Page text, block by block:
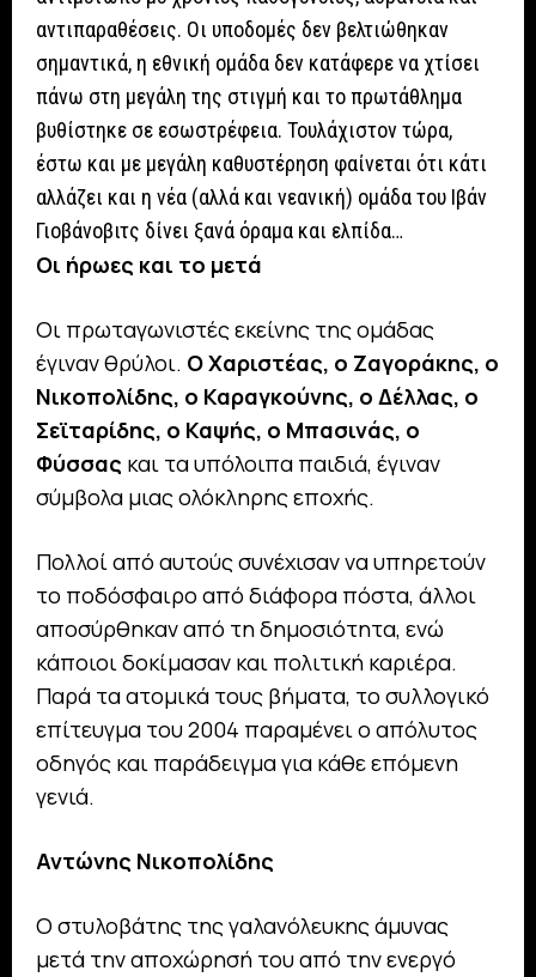
αντιπαραθέσεις. Οι υποδομές δεν βελτιώθηκαν
σημαντικά, η εθνική ομάδα δεν κατάφερε να χτίσει
πάνω στη μεγάλη της στιγμή και το πρωτάθλημα
βυθίστηκε σε εσωστρέφεια. Τουλάχιστον τώρα,
έστω και με μεγάλη καθυστέρηση φαίνεται ότι κάτι
αλλάζει και η νέα (αλλά και νεανική) ομάδα του Ιβάν
Γιοβάνοβιτς δίνει ξανά όραμα και ελπίδα…
Οι ήρωες και το μετά
Οι πρωταγωνιστές εκείνης της ομάδας
έγιναν θρύλοι. Ο Χαριστέας, ο Ζαγοράκης, ο
Νικοπολίδης, ο Καραγκούνης, ο Δέλλας, ο
Σεϊταρίδης, ο Καψής, ο Μπασινάς, ο
Φύσσας και τα υπόλοιπα παιδιά, έγιναν
σύμβολα μιας ολόκληρης εποχής.
Πολλοί από αυτούς συνέχισαν να υπηρετούν
το ποδόσφαιρο από διάφορα πόστα, άλλοι
αποσύρθηκαν από τη δημοσιότητα, ενώ
κάποιοι δοκίμασαν και πολιτική καριέρα.
Παρά τα ατομικά τους βήματα, το συλλογικό
επίτευγμα του 2004 παραμένει ο απόλυτος
οδηγός και παράδειγμα για κάθε επόμενη
γενιά.
Αντώνης Νικοπολίδης
Ο στυλοβάτης της γαλανόλευκης άμυνας
μετά την αποχώρησή του από την ενεργό